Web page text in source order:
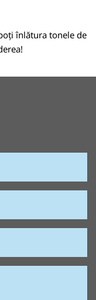
înlătura tonele de